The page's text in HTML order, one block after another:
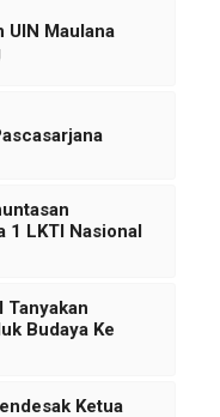
UIN Maulana
1 LKTI Nasional
Tanyakan
Budaya Ke
Ketua